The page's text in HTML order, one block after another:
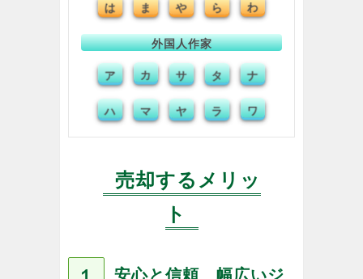
は ま や ら わ
外国人作家
ア カ サ タ ナ
ハ マ ヤ ラ ワ
売却するメリッ
ト
安心と信頼 幅広いジ